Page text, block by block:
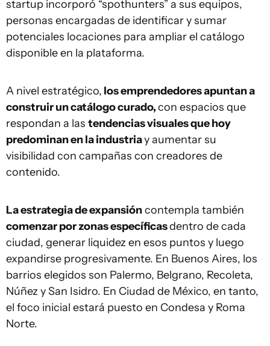
startup incorporó “spothunters” a sus equipos,
personas encargadas de identificar y sumar
potenciales locaciones para ampliar el catálogo
disponible en la plataforma.
A nivel estratégico, los emprendedores apuntan a
construir un catálogo curado,con espacios que
respondan a las tendencias visuales que hoy
predominan en la industriay aumentar su
visibilidad con campañas con creadores de
contenido.
La estrategia de expansióncontempla también
comenzar por zonas específicasdentro de cada
ciudad, generar liquidez en esos puntos y luego
expandirse progresivamente. En Buenos Aires, los
barrios elegidos son Palermo, Belgrano, Recoleta,
Núñez y San Isidro. En Ciudad de México, en tanto,
el foco inicial estará puesto en Condesa y Roma
Norte.